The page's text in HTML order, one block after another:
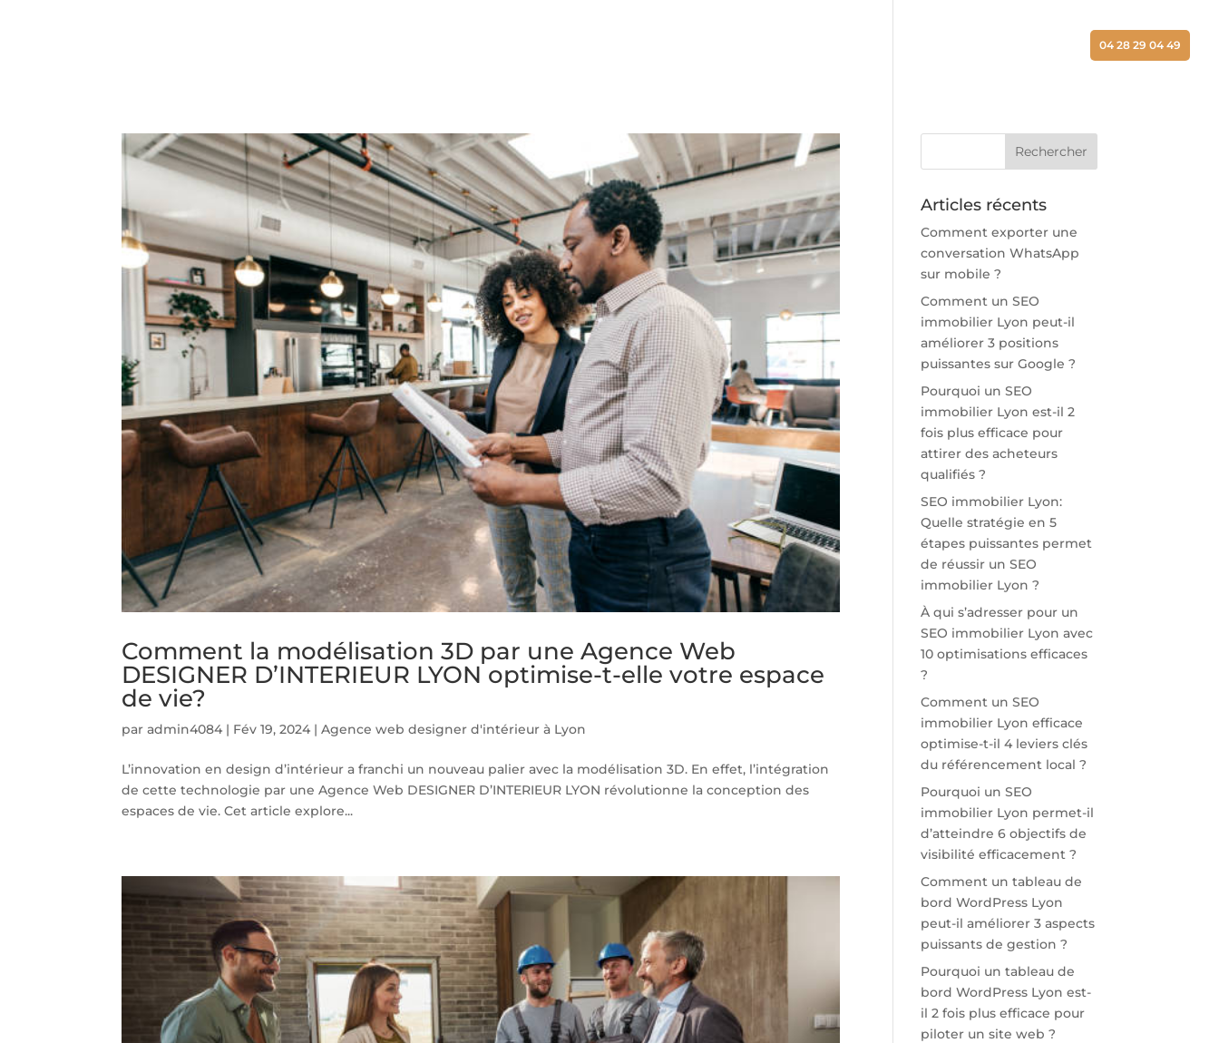
04 28 29 04 49
Comment la modélisation 3D par une Agence Web
DESIGNER D’INTERIEUR LYON optimise-t-elle votre espace
de vie?
paradmin4084 | Fév 19, 2024 |Agence web designer d'intérieur à Lyon
L’innovation en design d’intérieur a franchi un nouveau palier avec la modélisation 3D. En effet, l’intégration
de cette technologie par une Agence Web DESIGNER D’INTERIEUR LYON révolutionne la conception des
espaces de vie. Cet article explore...
Articles récents
Comment exporter une
conversation WhatsApp
sur mobile ?
Comment un SEO
immobilier Lyon peut-il
améliorer 3 positions
puissantes sur Google ?
Pourquoi un SEO
immobilier Lyon est-il 2
fois plus efficace pour
attirer des acheteurs
qualifiés ?
SEO immobilier Lyon:
Quelle stratégie en 5
étapes puissantes permet
de réussir un SEO
immobilier Lyon ?
À qui s’adresser pour un
SEO immobilier Lyon avec
10 optimisations efficaces
?
Comment un SEO
immobilier Lyon efficace
optimise-t-il 4 leviers clés
du référencement local ?
Pourquoi un SEO
immobilier Lyon permet-il
d’atteindre 6 objectifs de
visibilité efficacement ?
Comment un tableau de
bord WordPress Lyon
peut-il améliorer 3 aspects
puissants de gestion ?
Pourquoi un tableau de
bord WordPress Lyon est-
il 2 fois plus efficace pour
piloter un site web ?